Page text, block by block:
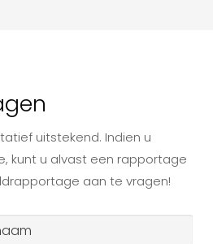
uitstekend. Indien u
kunt u alvast een rapportage
aan te vragen!